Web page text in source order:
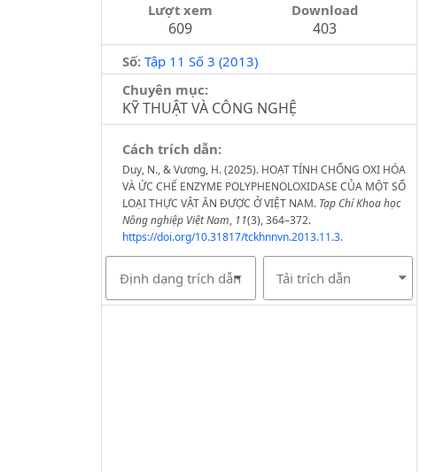
Lượt xem
609
Download
403
Số: Tập 11 Số 3 (2013)
Chuyên mục:
KỸ THUẬT VÀ CÔNG NGHỆ
Cách trích dẫn:
Duy, N., & Vương, H. (2025). HOẠT TÍNH CHỐNG OXI HÓA
VÀ ỨC CHẾ ENZYME POLYPHENOLOXIDASE CỦA MỘT SỐ
LOẠI THỰC VẬT ĂN ĐƯỢC Ở VIỆT NAM. Tạp Chí Khoa học
Nông nghiệp Việt Nam, 11(3), 364–372.
https://doi.org/10.31817/tckhnnvn.2013.11.3.
Định dạng trích dẫn Tải trích dẫn